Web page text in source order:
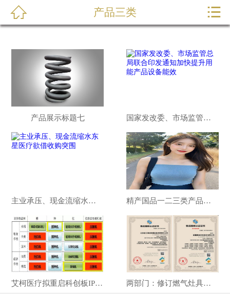
产品展示
研发能力
在线留言
联系我们
 产品三类 
产品展示标题七 国家发改委、市场监管总局联合印发通知加快提升用能产品设备能效
主业承压、现金流缩水东星医疗欲借收购突围 精产国品一二三类产品的特点 MBA智库
艾柯医疗拟重启科创板IPO 系神经介入类创新器械研发商 红杉 两部门：修订燃气灶具等7类产品能效标识实施规则